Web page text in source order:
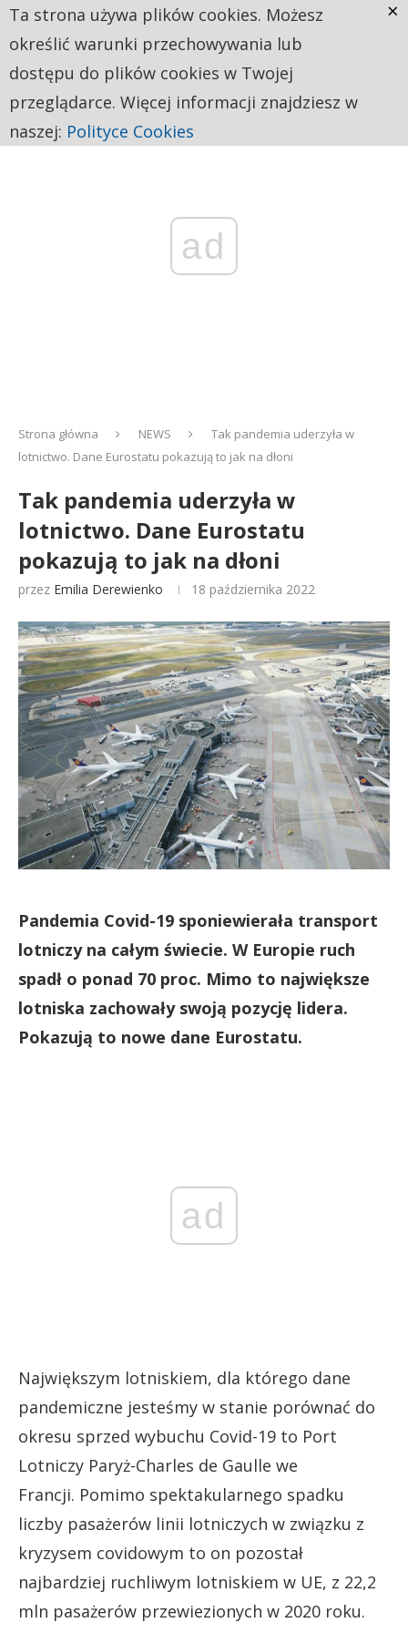
ad
Strona główna NEWS
Tak pandemia uderzyła w
lotnictwo. Dane Eurostatu pokazują to jak na dłoni
Tak pandemia uderzyła w
lotnictwo. Dane Eurostatu
pokazują to jak na dłoni
przez Emilia Derewienko 18 października 2022
Pandemia Covid-19 sponiewierała transport
lotniczy na całym świecie. W Europie ruch
spadł o ponad 70 proc. Mimo to największe
lotniska zachowały swoją pozycję lidera.
Pokazują to nowe dane Eurostatu.
ad
Największym lotniskiem, dla którego dane
pandemiczne jesteśmy w stanie porównać do
okresu sprzed wybuchu Covid-19 to Port
Lotniczy Paryż-Charles de Gaulle we
Francji. Pomimo spektakularnego spadku
liczby pasażerów linii lotniczych w związku z
kryzysem covidowym to on pozostał
najbardziej ruchliwym lotniskiem w UE, z 22,2
mln pasażerów przewiezionych w 2020 roku.
Ta strona używa plików cookies. Możesz
określić warunki przechowywania lub
dostępu do plików cookies w Twojej
przeglądarce. Więcej informacji znajdziesz w
naszej: Polityce Cookies
×